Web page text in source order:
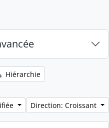
Hiérarchie
Direction: Croissant